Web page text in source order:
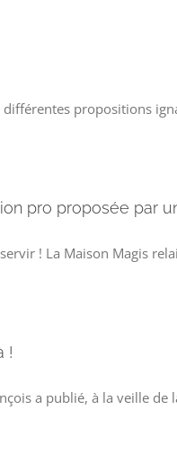
propositions
pro proposée par
! La Maison Magis
!
a publié, à la veille